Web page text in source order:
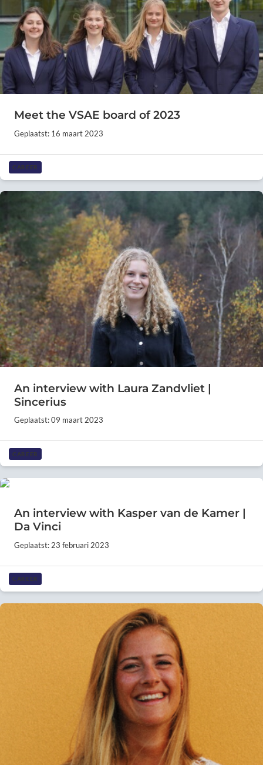
Meet the VSAE board of 2023
Geplaatst: 16 maart 2023
CAREER
An interview with Laura Zandvliet |
Sincerius
Geplaatst: 09 maart 2023
CAREER
An interview with Kasper van de Kamer |
Da Vinci
Geplaatst: 23 februari 2023
CAREER